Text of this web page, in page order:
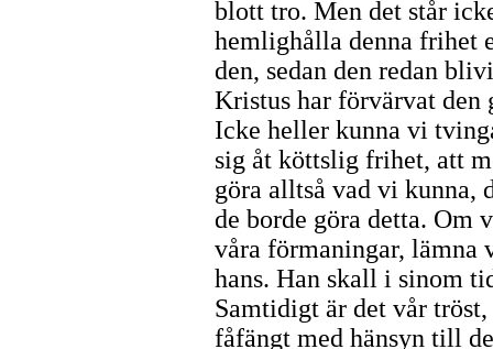
blott tro. Men det står
hemlighålla denna frihet
den, sedan den redan
Kristus har förvärvat den
Icke heller kunna vi
sig åt köttslig frihet, att
göra alltså vad vi kunna,
de borde göra detta. Om
våra förmaningar, lämna
hans. Han skall i sinom
Samtidigt är det vår
fåfängt med hänsyn till